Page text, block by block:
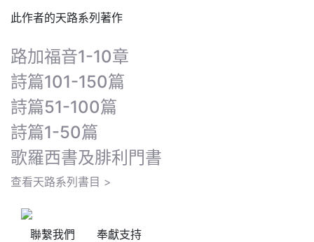
此作者的天路系列著作
路加福音1-10章
詩篇101-150篇
詩篇51-100篇
詩篇1-50篇
歌羅西書及腓利門書
查看天路系列書目 >
聯繫我們 奉獻支持